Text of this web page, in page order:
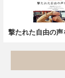
撃たれた自由の声